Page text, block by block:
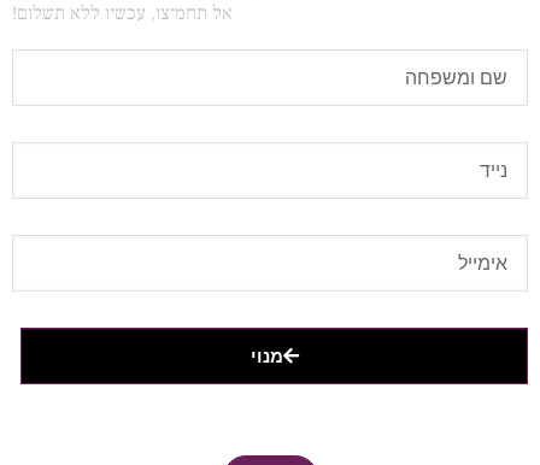
אל תחמיצו, עכשיו ללא תשלום!
מנוי